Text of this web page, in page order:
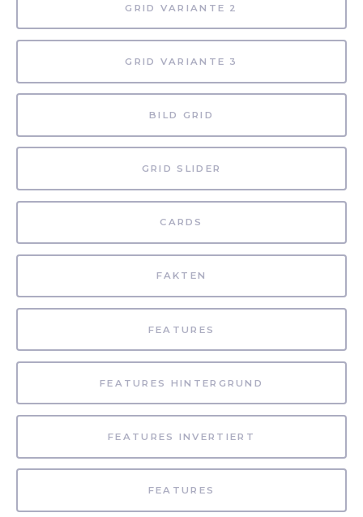
GRID VARIANTE 2
GRID VARIANTE 3
BILD GRID
GRID SLIDER
CARDS
FAKTEN
FEATURES
FEATURES HINTERGRUND
FEATURES INVERTIERT
FEATURES